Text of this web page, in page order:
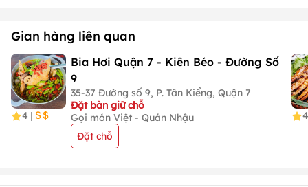
Gian hàng liên quan
4 |
Bia Hơi Quận 7 - Kiên Béo - Đường Số
9
35-37 Đường số 9, P. Tân Kiểng, Quận 7
Đặt bàn giữ chỗ
Gọi món Việt - Quán Nhậu
Đặt chỗ